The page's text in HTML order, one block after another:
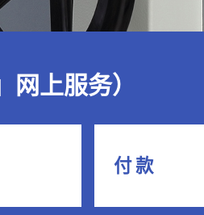
上服务）
付 款